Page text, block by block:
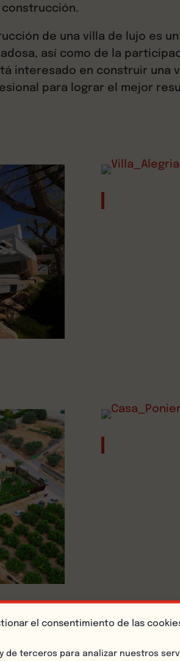
el consentimiento de las
de terceros para analizar nuestros
construcción.
de una villa de lujo es
así como de la
interesado en construir una
para lograr el mejor